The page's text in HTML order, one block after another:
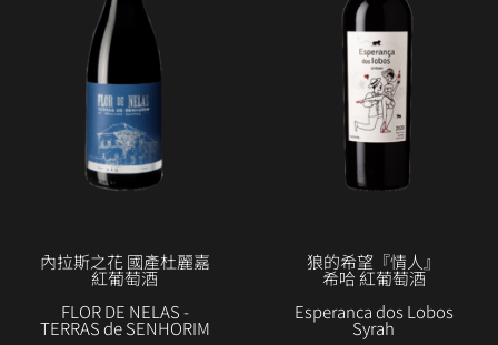
內拉斯之花 國產杜麗嘉
紅葡萄酒
FLOR DE NELAS -
TERRAS de SENHORIM
狼的希望『情人』
希哈 紅葡萄酒
Esperanca dos Lobos
Syrah